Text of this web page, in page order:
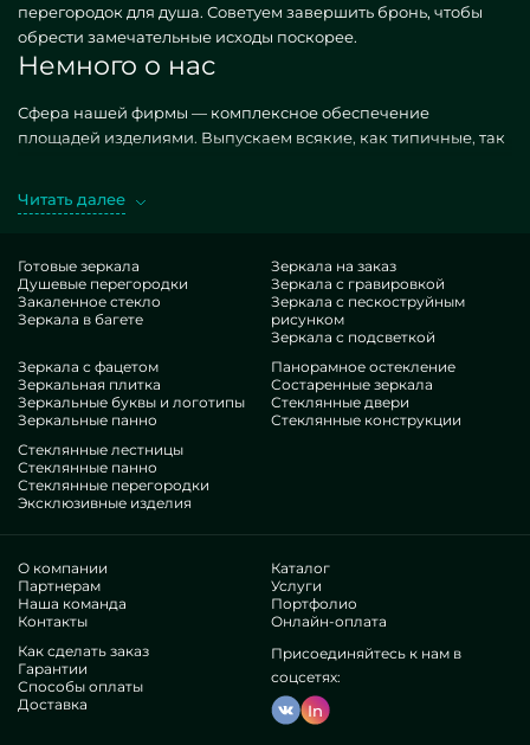
перегородок для душа. Советуем завершить бронь, чтобы
обрести замечательные исходы поскорее.
Немного о нас
Сфера нашей фирмы — комплексное обеспечение
площадей изделиями. Выпускаем всякие, как типичные, так
Приобретая искомые изделия в реализации MILONYA, вы
оптимальной ценой, не поддающийся схожим аналогам.
Если вы хотите прокачать свои жилплощади, дать им уюта,
неповторимости, наверняка исследуйте наши
произведения, от пластиковых ширм перегородок для душа
и до многообразных дополнений.
Нюансы нашей команды
У всех ценные профессионализм, что порадует даже
придирчивых контрагентов. Упорно работают над
оттачиванием специализированных компетенций,
представляют, как вести в хитрых ситуациях. Выпустят и
инсталлируют Душевые ширмы перегородки из пластика
безупречно.
Добились доверие бессчетных лидирующих бизнесов и
одиночных контрагентов. Уйма благодарных мнений —
удостоверьтесь самостоятельно.
Существуем в одиночку, это помогает исправлять
внутренние процессы, получать все проще, сбавить
расходы. Потому изделия и обслуживание подтипа
Читать далее
Готовые зеркала
Душевые перегородки
Закаленное стекло
Зеркала в багете
Зеркала на заказ
Зеркала с гравировкой
Зеркала с пескоструйным
рисунком
Зеркала с подсветкой
Зеркала с фацетом
Зеркальная плитка
Зеркальные буквы и логотипы
Зеркальные панно
Панорамное остекление
Состаренные зеркала
Стеклянные двери
Стеклянные конструкции
Стеклянные лестницы
Стеклянные панно
Стеклянные перегородки
Эксклюзивные изделия
О компании
Партнерам
Наша команда
Контакты
Каталог
Услуги
Портфолио
Онлайн-оплата
Как сделать заказ
Гарантии
Способы оплаты
Доставка
Присоединяйтесь к нам в
соцсетях:
In